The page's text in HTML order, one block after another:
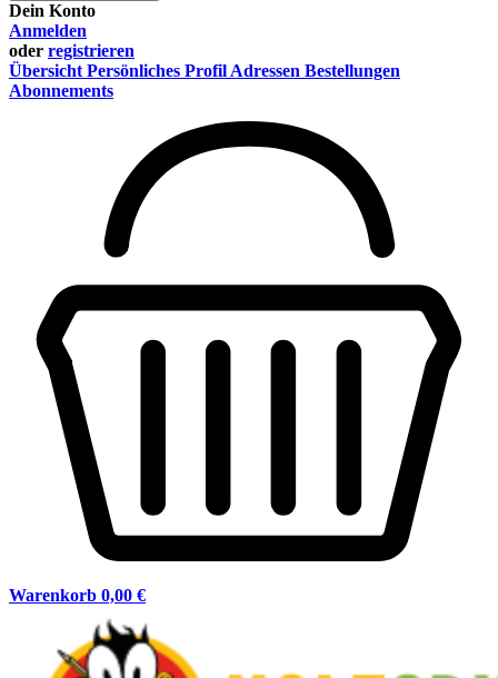
Dein Konto
Anmelden
oder registrieren
Übersicht Persönliches Profil Adressen Bestellungen
Abonnements
Warenkorb 0,00 €